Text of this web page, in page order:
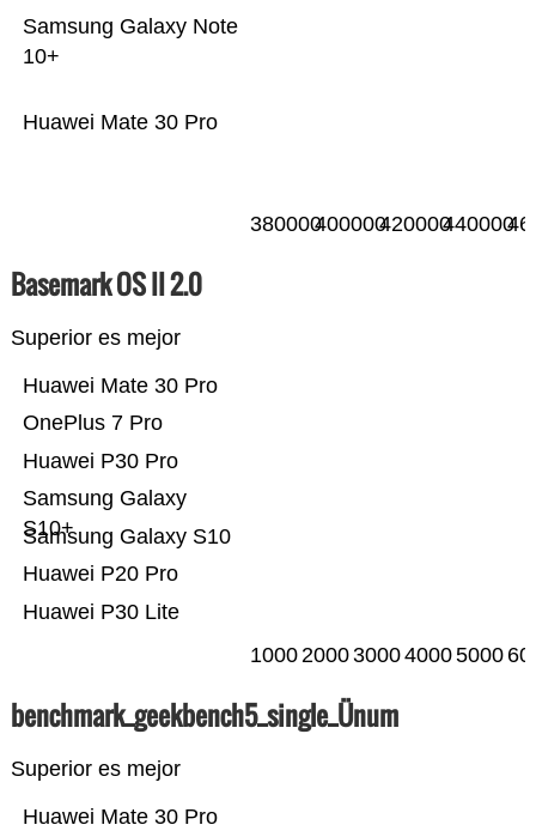
Huawei Mate 30 Pro
Samsung Galaxy Note
10+
380000400000420000440000
Basemark OS II 2.0
Superior es mejor
Huawei P30 Lite
Huawei P20 Pro
Samsung Galaxy S10
Samsung Galaxy
S10+
Huawei P30 Pro
OnePlus 7 Pro
Huawei Mate 30 Pro
10002000300040005000
benchmark_geekbench5_single_Ünum
Superior es mejor
Huawei Mate 30 Pro